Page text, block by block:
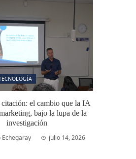
el cambio que la IA
bajo la lupa de la
investigación
Echegaray
julio 14, 2026